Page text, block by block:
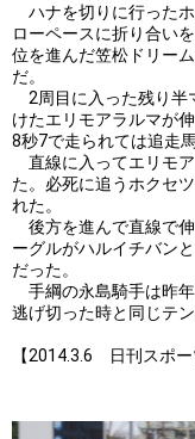
ハナを切りに行った
ローペースに折り合い
位を進んだ笠松ドリー
だ。
2周目に入った残り半
けたエリモアラルマが
8秒7で走られては追走
直線に入ってエリモ
た。必死に追うホクセ
れた。
後方を進んで直線で
ーグルがハルイチバン
だった。
手綱の永島騎手は昨
逃げ切った時と同じテ
【2014.3.6 日刊スポ